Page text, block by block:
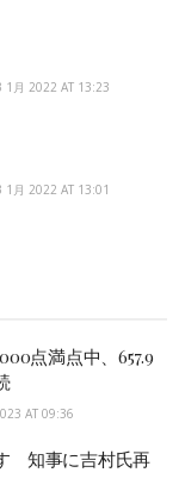
1月 2022 AT 13:23
1月 2022 AT 13:01
点満点中、657.9
AT 09:36
知事に吉村氏再